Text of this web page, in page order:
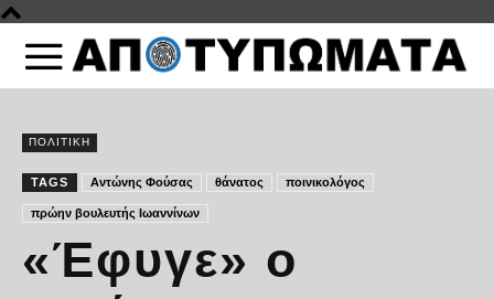
ΠΟΛΙΤΙΚΗ
TAGS Αντώνης Φούσας θάνατος ποινικολόγος
πρώην βουλευτής Ιωαννίνων
«Έφυγε» ο